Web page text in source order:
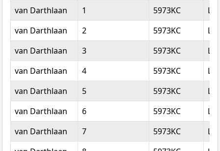
Straatnaam
Huisnummer Postcode
van Darthlaan 1 5973KC
van Darthlaan
2 5973KC
van Darthlaan
3 5973KC
van Darthlaan
4 5973KC
van Darthlaan
5 5973KC
van Darthlaan
6 5973KC
van Darthlaan
7 5973KC